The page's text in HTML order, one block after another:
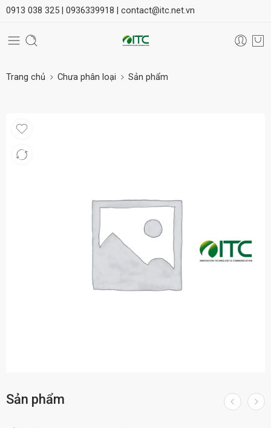
0913 038 325 | 0936339918 | contact@itc.net.vn
Trang chủ Chưa phân loại Sản phẩm
Sản phẩm